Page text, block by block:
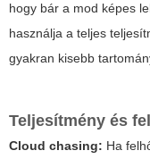
hogy bár a mod képes
használja a teljes
gyakran kisebb
Teljesítmény és
Cloud chasing: Ha